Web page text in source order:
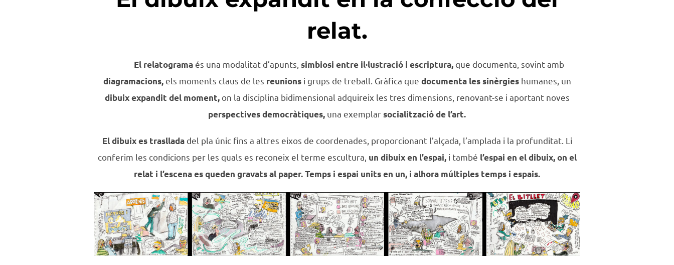
relat.
El relatograma és una modalitat d’apunts, simbiosi entre il·lustració i escriptura, que documenta, sovint amb
diagramacions, els moments claus de les reunions i grups de treball. Gràfica que documenta les sinèrgies humanes, un
dibuix expandit del moment, on la disciplina bidimensional adquireix les tres dimensions, renovant-se i aportant noves
perspectives democràtiques, una exemplarsocialització de l’art.
El dibuix es traslladadel pla únic fins a altres eixos de coordenades, proporcionant l’alçada, l’amplada i la profunditat. Li
conferim les condicions per les quals es reconeix el terme escultura, un dibuix en l’espai,i també l’espai en el dibuix, on el
relat i l’escena es queden gravats al paper. Temps i espai units en un, i alhora múltiples temps i espais.